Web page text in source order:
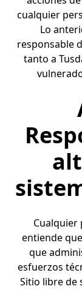
cualquier
Lo
responsable
tanto a
Cualquier
entiende que
que
esfuerzos
Sitio libre de